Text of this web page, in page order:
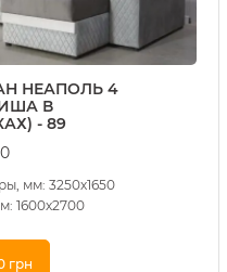
НЕАПОЛЬ 4
В
- 89
мм: 3250х1650
1600х2700
грн